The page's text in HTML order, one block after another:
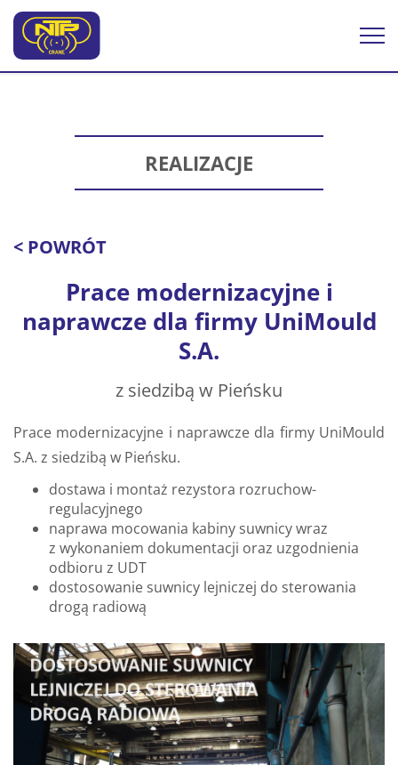
REALIZACJE
< POWRÓT
Prace modernizacyjne i
naprawcze dla firmy UniMould
S.A.
z siedzibą w Pieńsku
Prace mo­der­ni­za­cyj­ne i na­praw­cze dla firmy Uni­Mo­uld
S.A. z sie­dzi­bą w Pień­sku.
dostawa i montaż rezystora rozruchow-
regulacyjnego
naprawa mocowania kabiny suwnicy wraz
z wykonaniem dokumentacji oraz uzgodnienia
odbioru z UDT
dostosowanie suwnicy lejniczej do sterowania
drogą radiową